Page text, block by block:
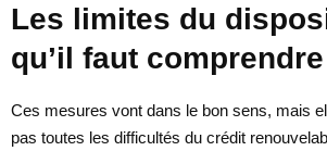
Les limites du
qu’il faut comprendre
Ces mesures vont dans le bon sens, mais
pas toutes les difficultés du crédit